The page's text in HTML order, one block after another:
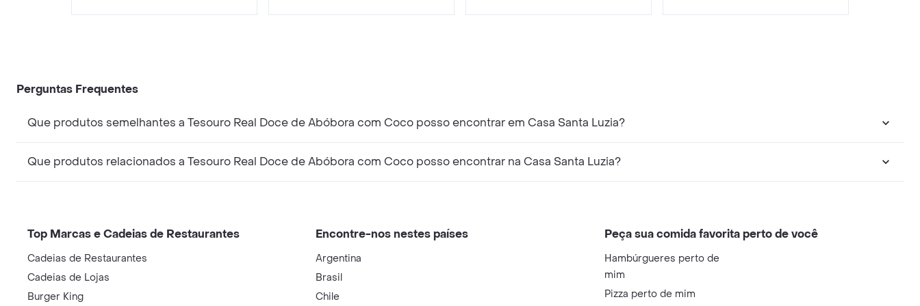
Perguntas Frequentes
Que produtos semelhantes a Tesouro Real Doce de Abóbora com Coco posso encontrar em Casa Santa Luzia?
Que produtos relacionados a Tesouro Real Doce de Abóbora com Coco posso encontrar na Casa Santa Luzia?
Top Marcas e Cadeias de Restaurantes
Cadeias de Restaurantes
Cadeias de Lojas
Burger King
Encontre-nos nestes países
Argentina
Brasil
Chile
Peça sua comida favorita perto de você
Hambúrgueres perto de
mim
Pizza perto de mim